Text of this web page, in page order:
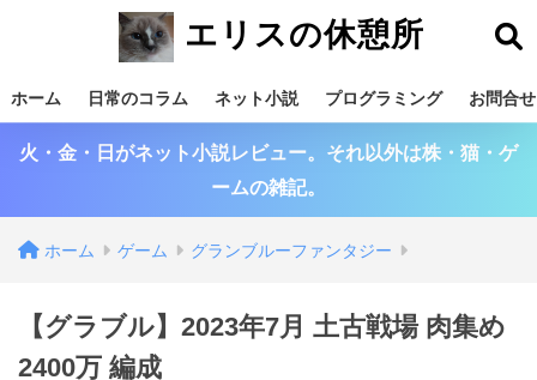
エリスの休憩所
ホーム 日常のコラム ネット小説 プログラミング お問合せ
火・金・日がネット小説レビュー。それ以外は株・猫・ゲ
ームの雑記。
ホーム ゲーム グランブルーファンタジー
【グラブル】2023年7月 土古戦場 肉集め
2400万 編成